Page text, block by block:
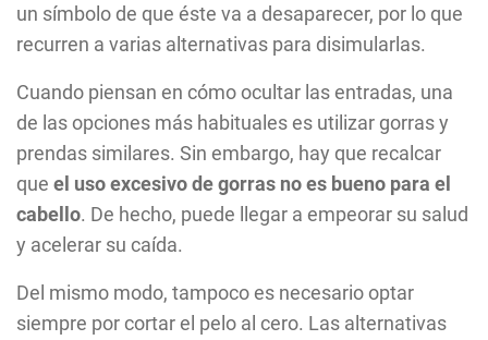
un símbolo de que éste va a desaparecer, por lo que
recurren a varias alternativas para disimularlas.
Cuando piensan en cómo ocultar las entradas, una
de las opciones más habituales es utilizar gorras y
prendas similares. Sin embargo, hay que recalcar
que el uso excesivo de gorras no es bueno para el
cabello. De hecho, puede llegar a empeorar su salud
y acelerar su caída.
Del mismo modo, tampoco es necesario optar
siempre por cortar el pelo al cero. Las alternativas